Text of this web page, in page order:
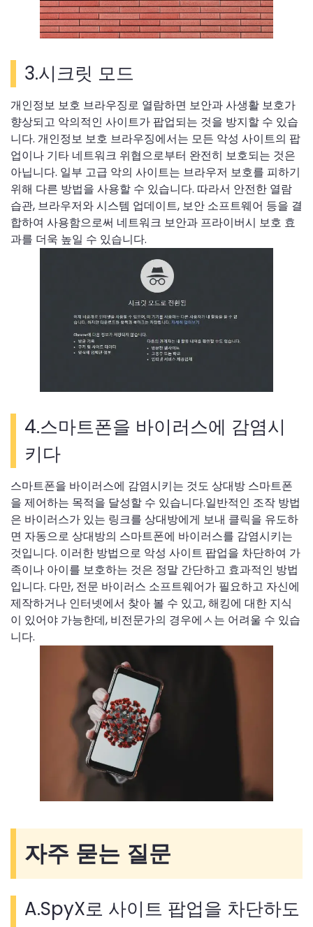
3.시크릿 모드
개인정보 보호 브라우징로 열람하면 보안과 사생활 보호가
향상되고 악의적인 사이트가 팝업되는 것을 방지할 수 있습
니다. 개인정보 보호 브라우징에서는 모든 악성 사이트의 팝
업이나 기타 네트워크 위협으로부터 완전히 보호되는 것은
아닙니다. 일부 고급 악의 사이트는 브라우저 보호를 피하기
위해 다른 방법을 사용할 수 있습니다. 따라서 안전한 열람
습관, 브라우저와 시스템 업데이트, 보안 소프트웨어 등을 결
합하여 사용함으로써 네트워크 보안과 프라이버시 보호 효
과를 더욱 높일 수 있습니다.
4.스마트폰을 바이러스에 감염시
키다
스마트폰을 바이러스에 감염시키는 것도 상대방 스마트폰
을 제어하는 목적을 달성할 수 있습니다.일반적인 조작 방법
은 바이러스가 있는 링크를 상대방에게 보내 클릭을 유도하
면 자동으로 상대방의 스마트폰에 바이러스를 감염시키는
것입니다. 이러한 방법으로 악성 사이트 팝업을 차단하여 가
족이나 아이를 보호하는 것은 정말 간단하고 효과적인 방법
입니다. 다만, 전문 바이러스 소프트웨어가 필요하고 자신에
제작하거나 인터넷에서 찾아 볼 수 있고, 해킹에 대한 지식
이 있어야 가능한데, 비전문가의 경우에ㅅ는 어려울 수 있습
니다.
자주 묻는 질문
A.SpyX로 사이트 팝업을 차단하도